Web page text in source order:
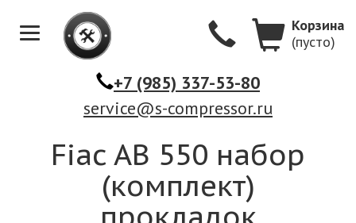
Меню
Корзина
(пусто)
+7 (985) 337-53-80
service@s-compressor.ru
Fiac AB 550 набор
(комплект)